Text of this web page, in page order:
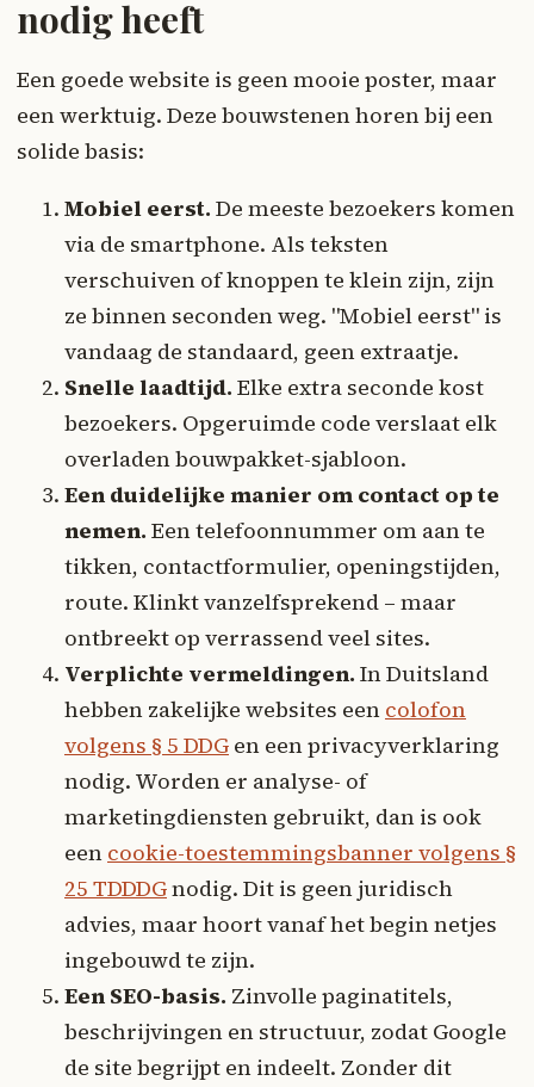
nodig heeft
Een goede website is geen mooie poster, maar
een werktuig. Deze bouwstenen horen bij een
solide basis:
Mobiel eerst. De meeste bezoekers komen
via de smartphone. Als teksten
verschuiven of knoppen te klein zijn, zijn
ze binnen seconden weg. "Mobiel eerst" is
vandaag de standaard, geen extraatje.
Snelle laadtijd. Elke extra seconde kost
bezoekers. Opgeruimde code verslaat elk
overladen bouwpakket-sjabloon.
Een duidelijke manier om contact op te
nemen. Een telefoonnummer om aan te
tikken, contactformulier, openingstijden,
route. Klinkt vanzelfsprekend – maar
ontbreekt op verrassend veel sites.
Verplichte vermeldingen. In Duitsland
hebben zakelijke websites een colofon
volgens § 5 DDG en een privacyverklaring
nodig. Worden er analyse- of
marketingdiensten gebruikt, dan is ook
een cookie-toestemmingsbanner volgens §
25 TDDDGnodig. Dit is geen juridisch
advies, maar hoort vanaf het begin netjes
ingebouwd te zijn.
Een SEO-basis. Zinvolle paginatitels,
beschrijvingen en structuur, zodat Google
de site begrijpt en indeelt. Zonder dit